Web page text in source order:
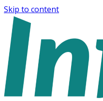
Skip to content